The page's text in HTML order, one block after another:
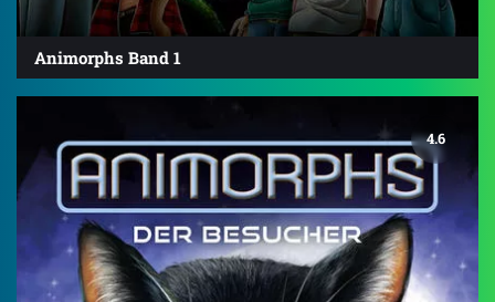
Animorphs Band 1
4.6